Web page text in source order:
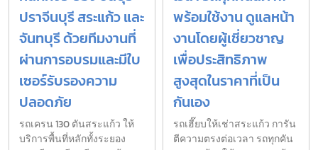
ปราจีนบุรี สระแก้ว และ
จันทบุรี ด้วยทีมงานที่
ผ่านการอบรมและมีใบ
เซอร์รับรองความ
ปลอดภัย
รถเครน 130 ตันสระแก้ว ให้
บริการพื้นที่หลักทั้งระยอง
พร้อมใช้งาน ดูแลหน้า
งานโดยผู้เชี่ยวชาญ
เพื่อประสิทธิภาพ
สูงสุดในราคาที่เป็น
กันเอง
รถเฮี๊ยบให้เช่าสระแก้ว การัน
ตีความตรงต่อเวลา รถทุกคัน